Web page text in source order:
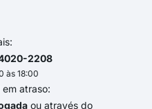
2208
às 18:00
atraso:
ou através do